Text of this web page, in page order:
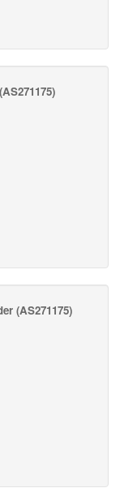
(AS271175)